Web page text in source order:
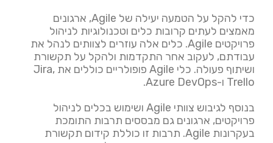
כדי להקל על הטמעה יעילה של Agile, ארגונים
מאמצים לעתים קרובות כלים וטכנולוגיות לניהול
פרויקטים Agile. כלים אלה עוזרים לצוותים לנהל את
עבודתם, לעקוב אחר התקדמות ולהקל על תקשורת
ושיתוף פעולה. כלי Agile פופולריים כוללים את Jira,
Trello ו-Azure DevOps.
בנוסף לגיבוש צוותי Agile ושימוש בכלים לניהול
פרויקטים, ארגונים גם מבססים תרבות התומכת
בעקרונות Agile. תרבות זו כוללת קידום תקשורת